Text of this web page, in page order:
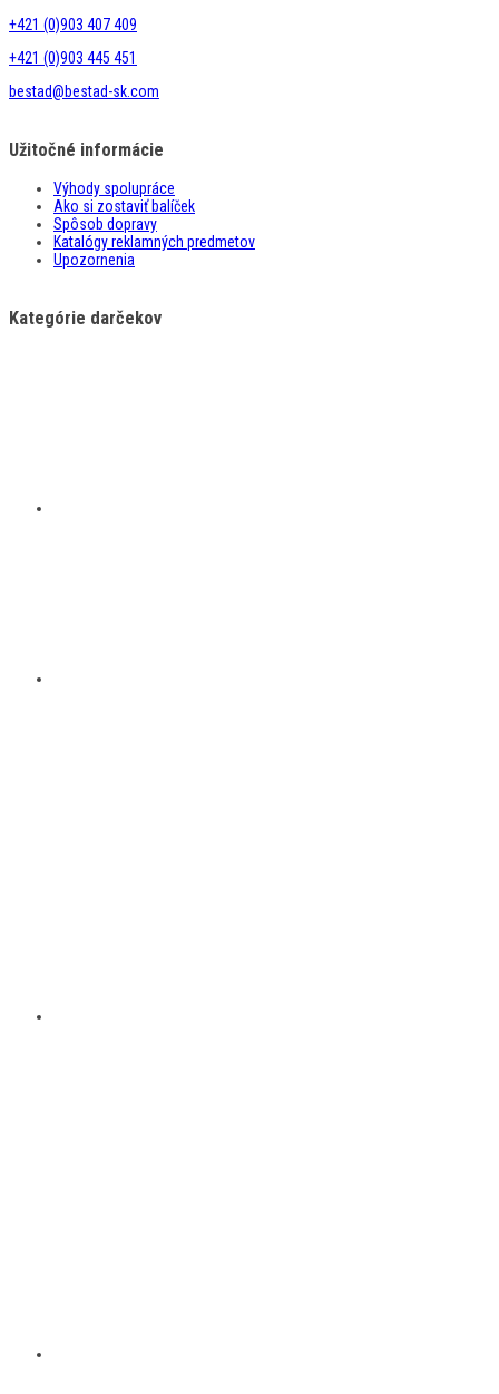
+421 (0)903 407 409
+421 (0)903 445 451
bestad@bestad-sk.com
Užitočné informácie
Výhody spolupráce
Ako si zostaviť balíček
Spôsob dopravy
Katalógy reklamných predmetov
Upozornenia
Kategórie darčekov